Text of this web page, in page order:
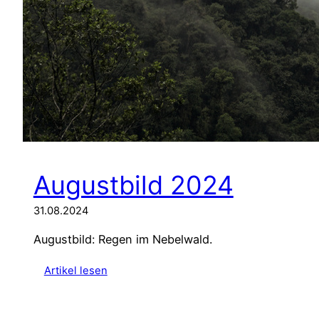
Augustbild 2024
31.08.2024
Augustbild: Regen im Nebelwald.
Artikel lesen: